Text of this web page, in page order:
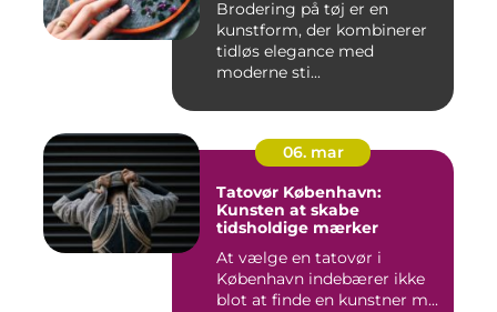
Brodering på tøj er en
kunstform, der kombinerer
tidløs elegance med
moderne sti...
06. mar
Tatovør København:
Kunsten at skabe
tidsholdige mærker
At vælge en tatovør i
København indebærer ikke
blot at finde en kunstner m...